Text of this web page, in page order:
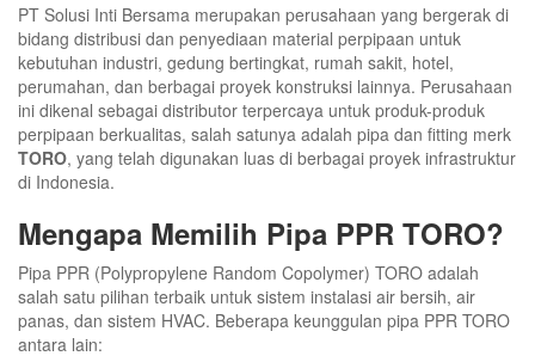
PT Solusi Inti Bersama merupakan perusahaan yang bergerak di
bidang distribusi dan penyediaan material perpipaan untuk
kebutuhan industri, gedung bertingkat, rumah sakit, hotel,
perumahan, dan berbagai proyek konstruksi lainnya. Perusahaan
ini dikenal sebagai distributor terpercaya untuk produk-produk
perpipaan berkualitas, salah satunya adalah pipa dan fitting merk
TORO, yang telah digunakan luas di berbagai proyek infrastruktur
di Indonesia.
Mengapa Memilih Pipa PPR TORO?
Pipa PPR (Polypropylene Random Copolymer) TORO adalah
salah satu pilihan terbaik untuk sistem instalasi air bersih, air
panas, dan sistem HVAC. Beberapa keunggulan pipa PPR TORO
antara lain: